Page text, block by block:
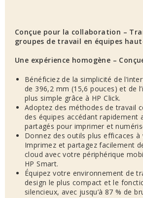
Conçue pour la collaboration –
groupes de travail en équipes
Une expérience homogène –
Bénéficiez de la simplicité de
de 396,2 mm (15,6 pouces) et de
plus simple grâce à HP Click.
Adoptez des méthodes de travail
des équipes accédant rapidement
partagés pour imprimer et
Donnez des outils plus efficaces à
Imprimez et partagez facilement
cloud avec votre périphérique
HP Smart.
Équipez votre environnement de
design le plus compact et le
silencieux, avec jusqu’à 87 % de